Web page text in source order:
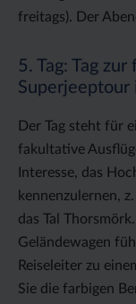
freitags). Der
5. Tag: Tag
Superjeeptour
Der Tag steht für
fakultative
Interesse, das
kennenzulernen,
das Tal
Geländewagen
Reiseleiter zu
Sie die farbigen